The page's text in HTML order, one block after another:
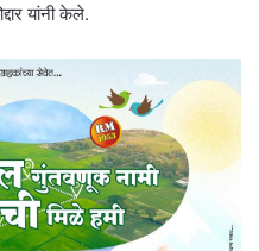
यांनी केले.